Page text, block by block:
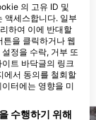
의 고유 ID 및
액세스합니다. 일부
하여 이에 반대할
을 클릭하거나 웹
정을 수락, 거부 또
트 바닥글의 링크
에서 동의를 철회할
터에는 영향을 미
수행하기 위해